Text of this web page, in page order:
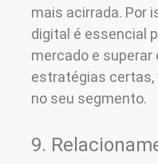
mais acirrada. Por
digital é essencial
mercado e
estratégias certas,
no seu segmento.
9.